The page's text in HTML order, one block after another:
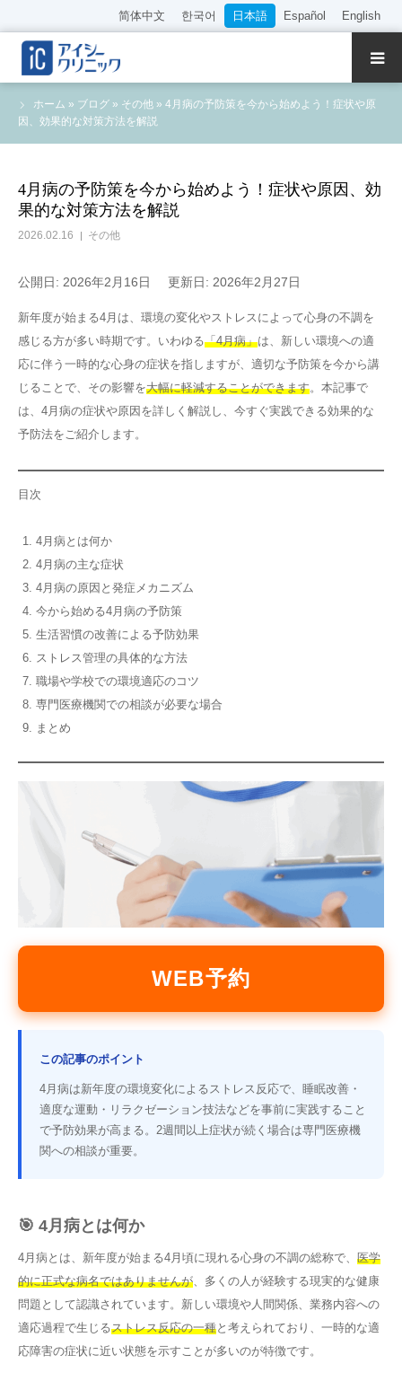
简体中文 한국어 日本語 Español English
ホーム » ブログ » その他 » 4月病の予防策を今から始めよう！症状や原
因、効果的な対策方法を解説
4月病の予防策を今から始めよう！症状や原因、効
果的な対策方法を解説
2026.02.16 その他
公開日: 2026年2月16日 更新日: 2026年2月27日
新年度が始まる4月は、環境の変化やストレスによって心身の不調を
感じる方が多い時期です。いわゆる「4月病」は、新しい環境への適
応に伴う一時的な心身の症状を指しますが、適切な予防策を今から講
じることで、その影響を大幅に軽減することができます。本記事で
は、4月病の症状や原因を詳しく解説し、今すぐ実践できる効果的な
予防法をご紹介します。
目次
4月病とは何か
4月病の主な症状
4月病の原因と発症メカニズム
今から始める4月病の予防策
生活習慣の改善による予防効果
ストレス管理の具体的な方法
職場や学校での環境適応のコツ
専門医療機関での相談が必要な場合
まとめ
WEB予約
この記事のポイント
4月病は新年度の環境変化によるストレス反応で、睡眠改善・
適度な運動・リラクゼーション技法などを事前に実践すること
で予防効果が高まる。2週間以上症状が続く場合は専門医療機
関への相談が重要。
🎯 4月病とは何か
4月病とは、新年度が始まる4月頃に現れる心身の不調の総称で、 医学
的に正式な病名ではありませんが、多くの人が経験する現実的な健康
問題として認識されています。新しい環境や人間関係、業務内容への
適応過程で生じるストレス反応の一種と考えられており、一時的な適
応障害の症状に近い状態を示すことが多いのが特徴です。
クリニック紹介
診療内容
WEB予約
料金表
採用情報
その他
English